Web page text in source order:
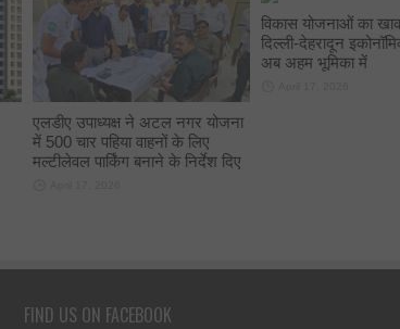
एलडीए उपाध्यक्ष ने अटल नगर योजना
में 500 चार पहिया वाहनों के लिए
मल्टीलेवल पार्किंग बनाने के निर्देश दिए
विकास योजनाओं का
दिल्ली-देहरादून
अब अहम भूमिका में
FIND US ON FACEBOOK